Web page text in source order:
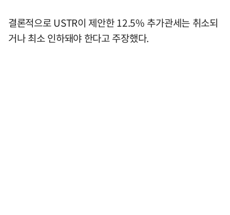
결론적으로 USTR이 제안한 12.5% 추가관세는 취소되
거나 최소 인하돼야 한다고 주장했다.